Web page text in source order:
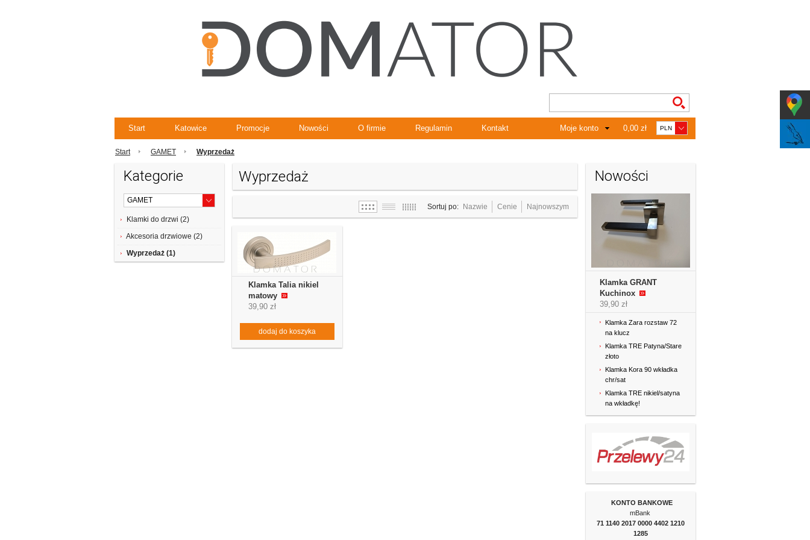
Start Katowice Promocje Nowości O firmie Regulamin Kontakt 0,00 zł
Moje konto
Start GAMET Wyprzedaż
Kategorie
Klamki do drzwi (2)
Akcesoria drzwiowe (2)
Wyprzedaż (1)
Wyprzedaż
Sortuj po: Nazwie Cenie Najnowszym
Klamka Talia nikiel
matowy
39,90 zł
dodaj do koszyka
Nowości
Klamka GRANT
Kuchinox
39,90 zł
Klamka Zara rozstaw 72
na klucz
Klamka TRE Patyna/Stare
złoto
Klamka Kora 90 wkładka
chr/sat
Klamka TRE nikiel/satyna
na wkładkę!
KONTO BANKOWE
mBank
71 1140 2017 00004402 1210
1285